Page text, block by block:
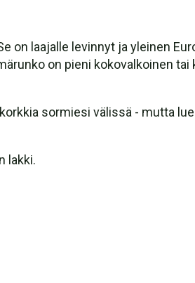
on laajalle levinnyt ja yleinen
on pieni kokovalkoinen tai
sormiesi välissä - mutta
lakki.